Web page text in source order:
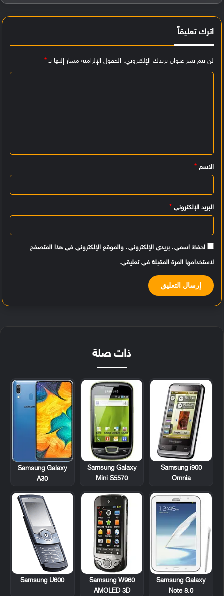
اترك تعليقاً
لن يتم نشر عنوان بريدك الإلكتروني. الحقول الإلزامية مشار إليها بـ*
ي
ق
الاسم *
البريد الإلكتروني *
احفظ اسمي، بريدي الإلكتروني، والموقع الإلكتروني في هذا المتصفح
لاستخدامها المرة المقبلة في تعليقي.
ذات صلة
Samsung i900
Omnia
Samsung Galaxy
Mini S5570
Samsung Galaxy
A30
Samsung Galaxy
Note 8.0
Samsung W960
AMOLED 3D
Samsung U600